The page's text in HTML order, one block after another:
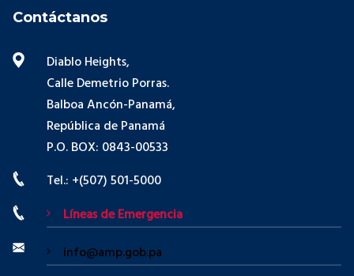
Contáctanos
Diablo Heights,
Calle Demetrio Porras.
Balboa Ancón-Panamá,
República de Panamá
P.O. BOX: 0843-00533
Tel.: +(507) 501-5000
Líneas de Emergencia
info@amp.gob.pa